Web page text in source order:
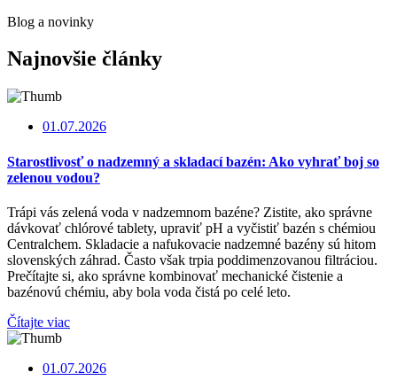
Blog a novinky
Najnovšie články
01.07.2026
Starostlivosť o nadzemný a skladací bazén: Ako vyhrať boj so
zelenou vodou?
Trápi vás zelená voda v nadzemnom bazéne? Zistite, ako správne
dávkovať chlórové tablety, upraviť pH a vyčistiť bazén s chémiou
Centralchem. Skladacie a nafukovacie nadzemné bazény sú hitom
slovenských záhrad. Často však trpia poddimenzovanou filtráciou.
Prečítajte si, ako správne kombinovať mechanické čistenie a
bazénovú chémiu, aby bola voda čistá po celé leto.
Čítajte viac
01.07.2026